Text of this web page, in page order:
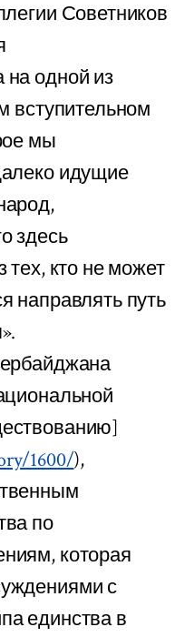
Советников
на одной из
вступительном
мы
идущие
здесь
кто не может
направлять путь
1600/),
по
которая
с
единства в